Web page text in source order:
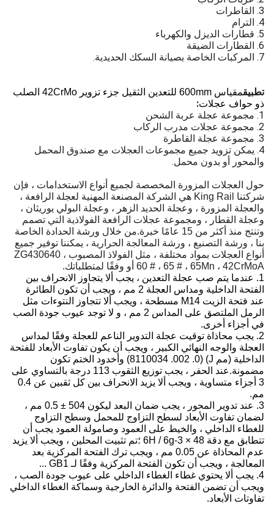
3. القاطرات
4. الترام
5. قطارات الديزل والكهرباء
6. القطارات الضيقة
7. المركبات الخاصة بصيانة السكك الحديدية.
تطبيق
مقياس 600mm للتعدين الثقيل جزء تزوير 42CrMo الصلب
ذو حواف عجلات:
1. مجموعة عجلة عربة الشحن
2. مجموعة عجلات مدرب الركاب
3. مجموعة عجلة القاطرة
4. يمكن تزويد جميع مجموعات العجلات مع صندوق المحمل
والمحور أو بدون محمل.
حول العجلات المزورة المخصصة لجميع أنواع الاستخدامات ، فإن
شركتنا King Rail هي الشركة المصنعة المهنية لعجلة الرافعة ،
والعجلة المزورة ، وعجلة الحديد الزهر ، وعجلة البولي يوريثان ،
وعجلة القطار ، ومجموعة عجلات الرافعة الفولاذية التي تصمم
وتنتج منذ أكثر من 15 عامًا خبرة.من خلال ورشة الحدادة الخاصة
بنا ، ورشة التصنيع ، ورشة المعالجة الحرارية ، يمكننا توفير جميع
أنواع العجلات بمواد مختلفة ، مثل الفولاذ المصبوب ZG430640 ،
60 # ، 65 # ، 65Mn ، 42CrMoA أو وفقًا لمتطلباتك.
1. عندما يتم صب عجلة التعدين ، يجب ألا يتجاوز الانحراف بين
الفتحة الداخلية ومداس العجلة 2 مم ، ويجب أن تكون الطائرة
عند فتحة الزيت M14 مسطحة ، ويجب ألا تتجاوز النتوءات مثل
الرمل الملتصق على المداس 2 مم ، و لا توجد عيوب جودة الصب
في أجزاء أخرى.
2. يجب محاذاة توقيت عجلة التدوير الناعم للعجلة وفقًا لمداس
العجلة والوجه النهائي الكبير ، ويجب أن يكون تفاوت الأبعاد للفتحة
الداخلية (مم J) (8110034 .002 .0) وأخدود الختم تكون
مضمونة.عند الحفر ، يجب توزيع الثقوب 113 درجة بالتساوي على
3 أجزاء متساوية ، ويجب ألا يزيد الانحراف بين كل ثقبين عن 0.4
مم.
3. عند تدوير المحور ، يجب ضمان البعد ليكون 504 ± 0.5 مم ،
لضمان تفاوت الأبعاد لسطح التزاوج للمحمل وسطح التزاوج
للغطاء الداخلي ، والخيط على العمود وصامولة العمود يجب أن
تتطابق مع دقة 48 × 3-6H / 6g ؛تم تثبيت المحلين ، ويجب ألا يزيد
عدم المحاذاة عن 0.05 مم ، ويجب ترك الفتحة المركزية بعد
المعالجة ، ويجب أن تكون الفتحة المركزية وفقًا لـ GB1 ...
4. يجب ألا يحتوي غطاء الغطاء الداخلي على عيوب جودة الصب ،
ويجب أن تضمن الفتحة والدائرة الخارجية وسماكة الغطاء الداخلي
تفاوتات الأبعاد.